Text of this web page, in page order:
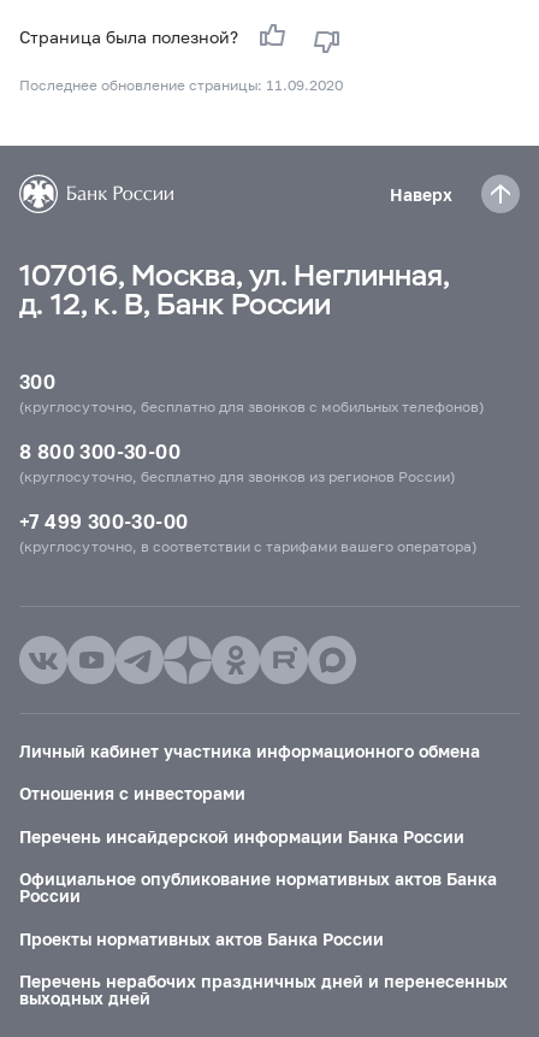
Страница была полезной?
Последнее обновление страницы: 11.09.2020
Наверх
107016, Москва, ул. Неглинная,
д. 12, к. В, Банк России
300
(круглосуточно, бесплатно для звонков с мобильных телефонов)
8 800 300-30-00
(круглосуточно, бесплатно для звонков из регионов России)
+7 499 300-30-00
(круглосуточно, в соответствии с тарифами вашего оператора)
Личный кабинет участника информационного обмена
Отношения с инвесторами
Перечень инсайдерской информации Банка России
Официальное опубликование нормативных актов Банка
России
Проекты нормативных актов Банка России
Перечень нерабочих праздничных дней и перенесенных
выходных дней